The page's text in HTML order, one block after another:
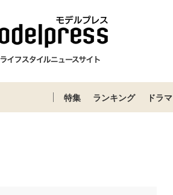
特集 ランキング ドラマ